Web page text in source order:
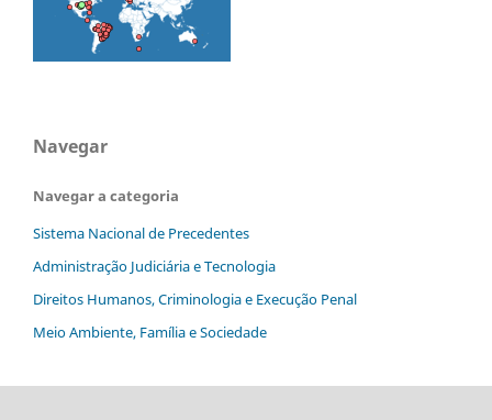
Navegar
Navegar a categoria
Sistema Nacional de Precedentes
Administração Judiciária e Tecnologia
Direitos Humanos, Criminologia e Execução Penal
Meio Ambiente, Família e Sociedade